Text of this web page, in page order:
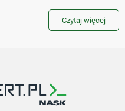
Czytaj więcej